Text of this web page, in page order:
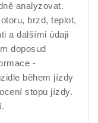
analyzovat.
brzd, teplot,
a dalšími údaji
doposud
-
během jízdy
stopu jízdy.